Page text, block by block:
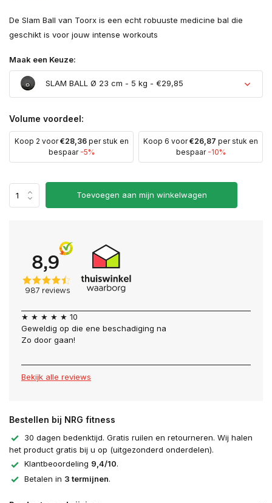
De Slam Ball van Toorx is een echt robuuste medicine bal die
geschikt is voor jouw intense workouts
Maak een Keuze:
SLAM BALL Ø 23 cm - 5 kg - €29,85
Volume voordeel:
Koop 2 voor€28,36per stuk en
bespaar -5%
Koop 6 voor€26,87 per stuk en
bespaar -10%
Toevoegen aan mijn winkelwagen
★ ★ ★ ★ ★ 10
Geweldig op die ene beschadiging na
Zo door gaan!
Bekijk alle reviews
Bestellen bij NRG fitness
30 dagen bedenktijd. Gratis ruilen en retourneren. Wij halen
het product gratis bij u op (uitgezonderd onderdelen).
Klantbeoordeling 9,4/10.
Betalen in 3 termijnen.